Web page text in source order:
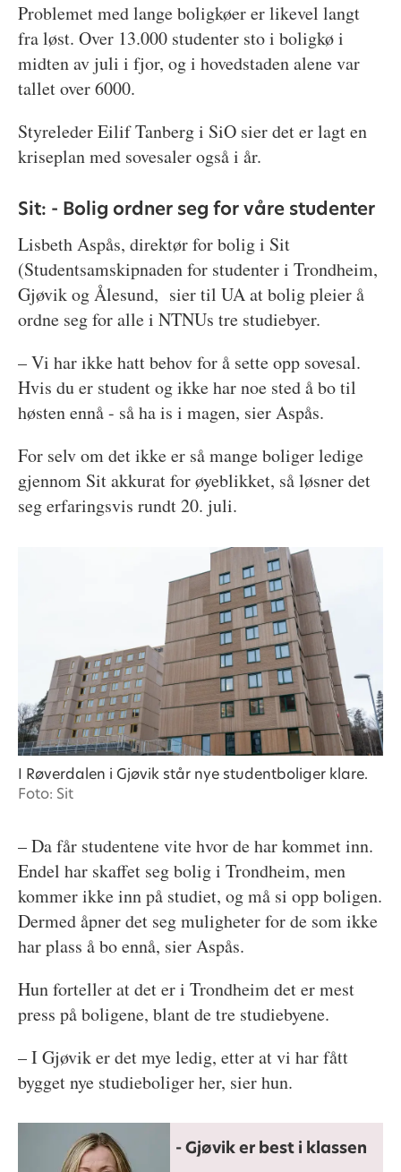
Problemet med lange boligkøer er likevel langt
fra løst. Over 13.000 studenter sto i boligkø i
midten av juli i fjor, og i hovedstaden alene var
tallet over 6000.
Styreleder Eilif Tanberg i SiO sier det er lagt en
kriseplan med sovesaler også i år.
Sit: - Bolig ordner seg for våre studenter
Lisbeth Aspås, direktør for bolig i Sit
(Studentsamskipnaden for studenter i Trondheim,
Gjøvik og Ålesund, sier til UA at bolig pleier å
ordne seg for alle i NTNUs tre studiebyer.
– Vi har ikke hatt behov for å sette opp sovesal.
Hvis du er student og ikke har noe sted å bo til
høsten ennå - så ha is i magen, sier Aspås.
For selv om det ikke er så mange boliger ledige
gjennom Sit akkurat for øyeblikket, så løsner det
seg erfaringsvis rundt 20. juli.
I Røverdalen i Gjøvik står nye studentboliger klare.
Foto: Sit
– Da får studentene vite hvor de har kommet inn.
Endel har skaffet seg bolig i Trondheim, men
kommer ikke inn på studiet, og må si opp boligen.
Dermed åpner det seg muligheter for de som ikke
har plass å bo ennå, sier Aspås.
Hun forteller at det er i Trondheim det er mest
press på boligene, blant de tre studiebyene.
– I Gjøvik er det mye ledig, etter at vi har fått
bygget nye studieboliger her, sier hun.
- Gjøvik er best i klassen